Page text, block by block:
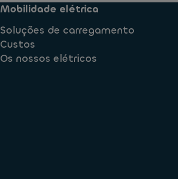
Mobilidade elétrica
Soluções de carregamento
Custos
Os nossos elétricos